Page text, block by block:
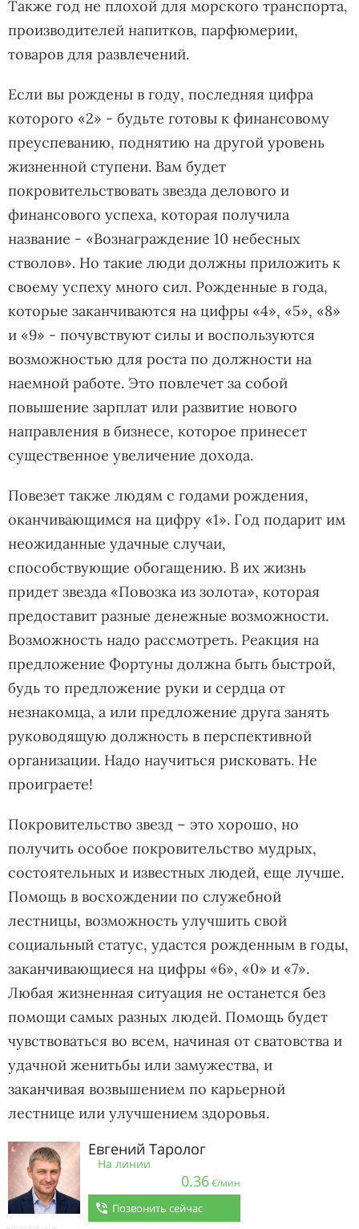
Также год не плохой для морского транспорта,
производителей напитков, парфюмерии,
товаров для развлечений.
Если вы рождены в году, последняя цифра
которого «2» - будьте готовы к финансовому
преуспеванию, поднятию на другой уровень
жизненной ступени. Вам будет
покровительствовать звезда делового и
финансового успеха, которая получила
название - «Вознаграждение 10 небесных
стволов». Но такие люди должны приложить к
своему успеху много сил. Рожденные в года,
которые заканчиваются на цифры «4», «5», «8»
и «9» - почувствуют силы и воспользуются
возможностью для роста по должности на
наемной работе. Это повлечет за собой
повышение зарплат или развитие нового
направления в бизнесе, которое принесет
существенное увеличение дохода.
Повезет также людям с годами рождения,
оканчивающимся на цифру «1». Год подарит им
неожиданные удачные случаи,
способствующие обогащению. В их жизнь
придет звезда «Повозка из золота», которая
предоставит разные денежные возможности.
Возможность надо рассмотреть. Реакция на
предложение Фортуны должна быть быстрой,
будь то предложение руки и сердца от
незнакомца, а или предложение друга занять
руководящую должность в перспективной
организации. Надо научиться рисковать. Не
проиграете!
Покровительство звезд – это хорошо, но
получить особое покровительство мудрых,
состоятельных и известных людей, еще лучше.
Помощь в восхождении по служебной
лестницы, возможность улучшить свой
социальный статус, удастся рожденным в годы,
заканчивающиеся на цифры «6», «0» и «7».
Любая жизненная ситуация не останется без
помощи самых разных людей. Помощь будет
чувствоваться во всем, начиная от сватовства и
удачной женитьбы или замужества, и
заканчивая возвышением по карьерной
лестнице или улучшением здоровья.